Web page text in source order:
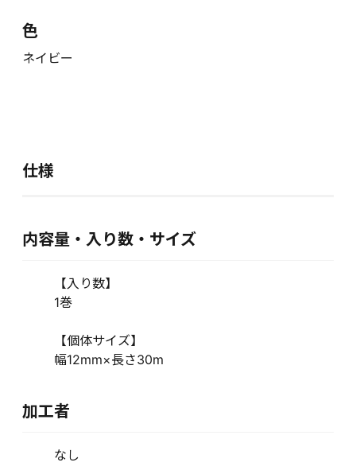
色
ネイビー
仕様
内容量・入り数・サイズ
【入り数】
1巻
【個体サイズ】
幅12mm×長さ30m
加工者
なし